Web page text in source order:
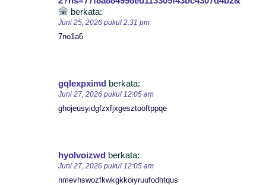
berkata:
Juni 25, 2026 pukul 2:31 pm
7no1a6
gqlexpximd berkata:
Juni 27, 2026 pukul 12:05 am
ghojeusyidgfzxfjxgesztooftppqe
hyolvoizwd berkata:
Juni 27, 2026 pukul 12:05 am
nmevhswozfkwkgkkoiyruufodhtqus